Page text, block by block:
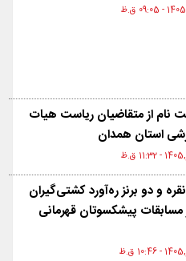
نام از متقاضیان ریاست هیات
استان همدان
و دو برنز ره‌آورد کشتی‌گیران
پیشکسوتان قهرمانی